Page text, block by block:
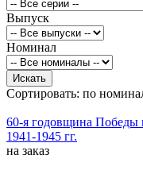
Выпуск
Номинал
Сортировать: по
60-я годовщина Победы
1941-1945 гг.
на заказ